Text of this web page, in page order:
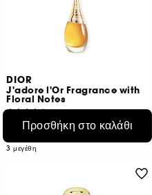
DIOR
J'adore l'Or Fragrance with
Floral Notes
1576
€ 146,95
3 μεγέθη
Προσθήκη στο καλάθι